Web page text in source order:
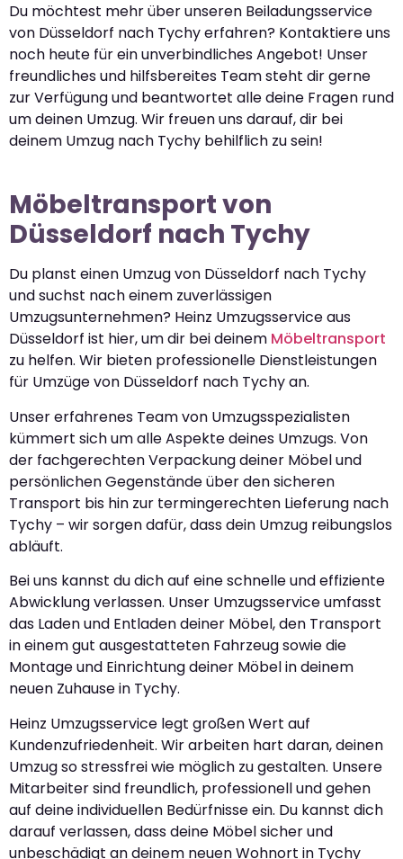
Du möchtest mehr über unseren Beiladungsservice
von Düsseldorf nach Tychy erfahren? Kontaktiere uns
noch heute für ein unverbindliches Angebot! Unser
freundliches und hilfsbereites Team steht dir gerne
zur Verfügung und beantwortet alle deine Fragen rund
um deinen Umzug. Wir freuen uns darauf, dir bei
deinem Umzug nach Tychy behilflich zu sein!
Möbeltransport von
Düsseldorf nach Tychy
Du planst einen Umzug von Düsseldorf nach Tychy
und suchst nach einem zuverlässigen
Umzugsunternehmen? Heinz Umzugsservice aus
Düsseldorf ist hier, um dir bei deinem Möbeltransport
zu helfen. Wir bieten professionelle Dienstleistungen
für Umzüge von Düsseldorf nach Tychy an.
Unser erfahrenes Team von Umzugsspezialisten
kümmert sich um alle Aspekte deines Umzugs. Von
der fachgerechten Verpackung deiner Möbel und
persönlichen Gegenstände über den sicheren
Transport bis hin zur termingerechten Lieferung nach
Tychy – wir sorgen dafür, dass dein Umzug reibungslos
abläuft.
Bei uns kannst du dich auf eine schnelle und effiziente
Abwicklung verlassen. Unser Umzugsservice umfasst
das Laden und Entladen deiner Möbel, den Transport
in einem gut ausgestatteten Fahrzeug sowie die
Montage und Einrichtung deiner Möbel in deinem
neuen Zuhause in Tychy.
Heinz Umzugsservice legt großen Wert auf
Kundenzufriedenheit. Wir arbeiten hart daran, deinen
Umzug so stressfrei wie möglich zu gestalten. Unsere
Mitarbeiter sind freundlich, professionell und gehen
auf deine individuellen Bedürfnisse ein. Du kannst dich
darauf verlassen, dass deine Möbel sicher und
unbeschädigt an deinem neuen Wohnort in Tychy